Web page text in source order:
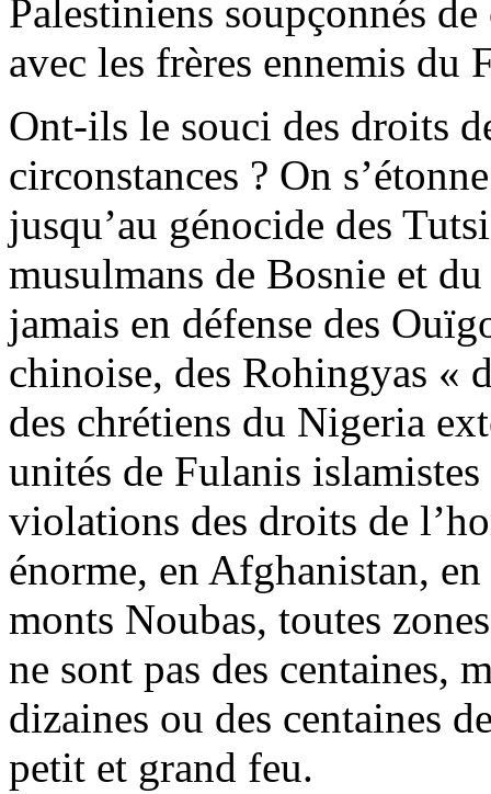
Palestiniens soupçonnés
avec les frères ennemis du
Ont-ils le souci des droits
circonstances ? On
jusqu’au génocide des
musulmans de Bosnie et
jamais en défense des
chinoise, des Rohingyas «
des chrétiens du Nigeria
unités de Fulanis
violations des droits de
énorme, en Afghanistan,
monts Noubas, toutes
ne sont pas des centaines,
dizaines ou des centaines
petit et grand feu.